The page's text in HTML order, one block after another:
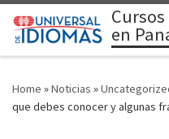
Skip to content en
Home »Noticias »
que debes conocer y algunas